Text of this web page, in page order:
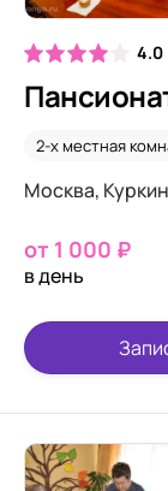
4.0
2-х местная
Москва,
от 1 000 ₽
в день